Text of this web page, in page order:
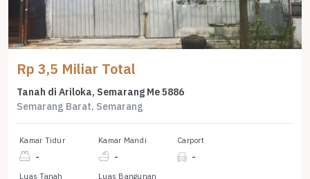
Rp 3,5 Miliar Total
Tanah di Ariloka, Semarang Me 5886
Semarang Barat, Semarang
Kamar Tidur
-
Kamar Mandi
-
Carport
-
Luas Tanah Luas Bangunan